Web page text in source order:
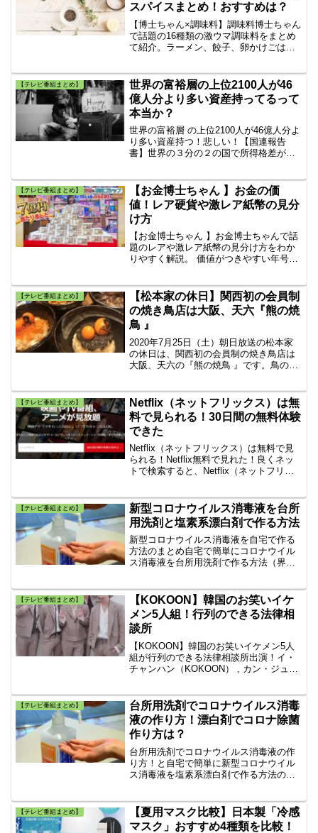
スパイスまとめ！おすすめは？
【博士ちゃん×調味料】調味料博士ちゃん
で話題の16種類の激ウマ調味料をまとめ
て紹介。ラーメン、餃子、卵かけごは
すすめ料理・使い方・一覧表つきでわか
りやすく解説します。
【テレビ番組まとめ】
世界の富裕層の上位2100人が46
億人分より多い資産持ってるって
本当か？
世界の富裕層 の上位2100人が46億人分よ
り多い資産持つ！悲しい！【国連報告
書】世界の３分の２の国で所得格差が拡
差が深刻だと分析している。
【テレビ番組まとめ】
【お金博士ちゃん 】お金の価
値！レア硬貨や激レア紙幣の見分
け方
【お金博士ちゃん 】お金博士ちゃんで話
題のレアや激レア紙幣の見分け方をわか
りやすく解説。 価値がつきやすい年号、
向けにまとめます。
【テレビ番組まとめ】
【松本家の休日】関西初の会員制
の焼き鳥店は大阪、天六『熊の焼
鳥 』
2020年7月25日（土）朝日放送の松本家
の休日は、関西初の会員制の焼き鳥店は
大阪、天六の『熊の焼鳥 』です。鳥のコ
【テレビ番組まとめ】
Netflix（ネットフリックス）は無
料で見られる！30日間の無料体験
できた
Netflix（ネットフリックス）は無料で見
られる！Netflix無料で見れた！良くネッ
トで検索すると、Netflix（ネットフリッ
体験はできる。『Netflixを無料で見続け
る』事ができます。
【テレビ番組まとめ】
新型コロナウイルス消毒液を台所
用洗剤と塩素系漂白剤で作る方法
新型コロナウイルス消毒液を自宅で作る
方法のまとめ自宅で簡単にコロナウイル
ス消毒液を台所用洗剤で作る方法（界面
（塩素系漂白剤）上記の２つを紹介しま
す。台所用洗剤で作る除菌液...
【テレビ番組まとめ】
【KOKOON】韓国のお笑いイケ
メン5人組！行列のできる法律相
談所
【KOKOON】韓国のお笑いイケメン5人
組が行列のできる法律相談所出演！イ・
チャンハン（KOKOON） , カン・ジュウ
（KOKOON） , 田中凌（KOKOON）の5
人組。
【テレビ番組まとめ】
台所用洗剤でコロナウイルス消毒
液の作り方！漂白剤でコロナ除菌
作り方は？
台所用洗剤でコロナウイルス消毒液の作
り方！と自宅で簡単に新型コロナウイル
ス消毒液を塩素系漂白剤で作る方法の２
白剤で作るコロナ除菌液は食器・手す
り・ドアノブの消毒に使用できる。
【テレビ番組まとめ】
【夏用マスク比較】日本製「冷感
マスク」おすすめ4種類を比較！